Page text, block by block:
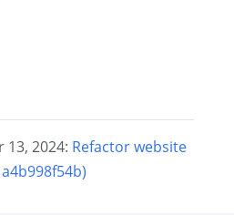
13, 2024: Refactor website